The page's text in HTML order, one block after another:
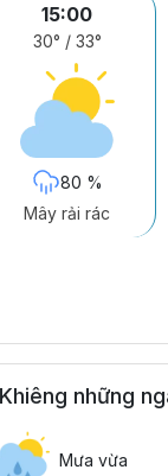
15:00
30° / 33°
80 %
Mây rải rác
những
Mưa vừa